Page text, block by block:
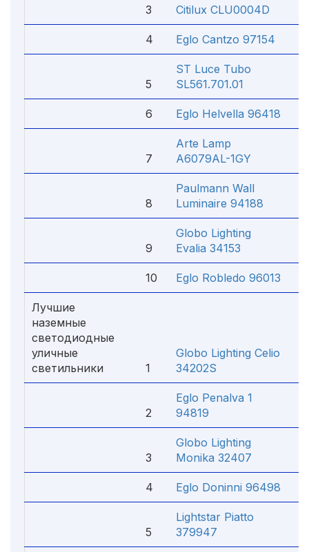
3 Citilux CLU0004D
4 Eglo Cantzo 97154
5
ST Luce Tubo
SL561.701.01
6 Eglo Helvella 96418
7
Arte Lamp
A6079AL-1GY
8
Paulmann Wall
Luminaire 94188
9
Globo Lighting
Evalia 34153
10 Eglo Robledo 96013
Лучшие
наземные
светодиодные
уличные
светильники
1
Globo Lighting Celio
34202S
2
Eglo Penalva 1
94819
3
Globo Lighting
Monika 32407
4 Eglo Doninni 96498
5
Lightstar Piatto
379947